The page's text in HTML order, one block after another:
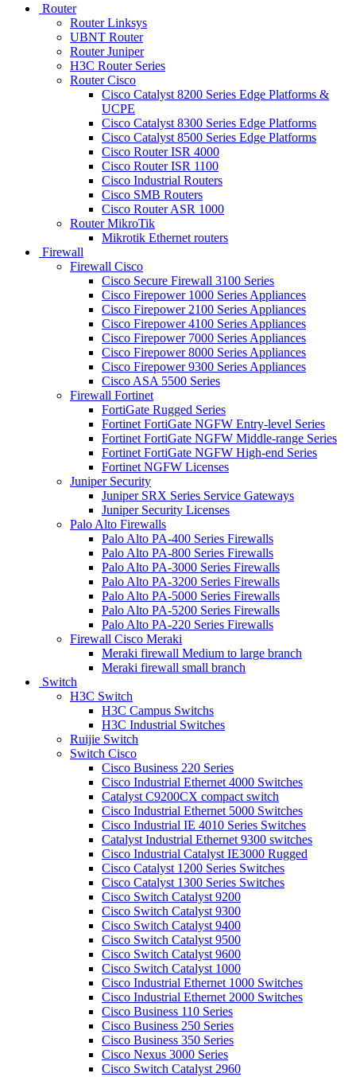
Router
Router Linksys
UBNT Router
Router Juniper
H3C Router Series
Router Cisco
Cisco Catalyst 8200 Series Edge Platforms &
UCPE
Cisco Catalyst 8300 Series Edge Platforms
Cisco Catalyst 8500 Series Edge Platforms
Cisco Router ISR 4000
Cisco Router ISR 1100
Cisco Industrial Routers
Cisco SMB Routers
Cisco Router ASR 1000
Router MikroTik
Mikrotik Ethernet routers
Firewall
Firewall Cisco
Cisco Secure Firewall 3100 Series
Cisco Firepower 1000 Series Appliances
Cisco Firepower 2100 Series Appliances
Cisco Firepower 4100 Series Appliances
Cisco Firepower 7000 Series Appliances
Cisco Firepower 8000 Series Appliances
Cisco Firepower 9300 Series Appliances
Cisco ASA 5500 Series
Firewall Fortinet
FortiGate Rugged Series
Fortinet FortiGate NGFW Entry-level Series
Fortinet FortiGate NGFW Middle-range Series
Fortinet FortiGate NGFW High-end Series
Fortinet NGFW Licenses
Juniper Security
Juniper SRX Series Service Gateways
Juniper Security Licenses
Palo Alto Firewalls
Palo Alto PA-400 Series Firewalls
Palo Alto PA-800 Series Firewalls
Palo Alto PA-3000 Series Firewalls
Palo Alto PA-3200 Series Firewalls
Palo Alto PA-5000 Series Firewalls
Palo Alto PA-5200 Series Firewalls
Palo Alto PA-220 Series Firewalls
Firewall Cisco Meraki
Meraki firewall Medium to large branch
Meraki firewall small branch
Switch
H3C Switch
H3C Campus Switchs
H3C Industrial Switches
Ruijie Switch
Switch Cisco
Cisco Business 220 Series
Cisco Industrial Ethernet 4000 Switches
Catalyst C9200CX compact switch
Cisco Industrial Ethernet 5000 Switches
Cisco Industrial IE 4010 Series Switches
Catalyst Industrial Ethernet 9300 switches
Cisco Industrial Catalyst IE3000 Rugged
Cisco Catalyst 1200 Series Switches
Cisco Catalyst 1300 Series Switches
Cisco Switch Catalyst 9200
Cisco Switch Catalyst 9300
Cisco Switch Catalyst 9400
Cisco Switch Catalyst 9500
Cisco Switch Catalyst 9600
Cisco Switch Catalyst 1000
Cisco Industrial Ethernet 1000 Switches
Cisco Industrial Ethernet 2000 Switches
Cisco Business 110 Series
Cisco Business 250 Series
Cisco Business 350 Series
Cisco Nexus 3000 Series
Cisco Switch Catalyst 2960